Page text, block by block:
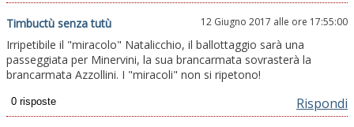
Timbuctù senza tutù 12 Giugno 2017 alle ore 17:55:00
Irripetibile il "miracolo" Natalicchio, il ballottaggio sarà una
passeggiata per Minervini, la sua brancarmata sovrasterà la
brancarmata Azzollini. I "miracoli" non si ripetono!
Rispondi